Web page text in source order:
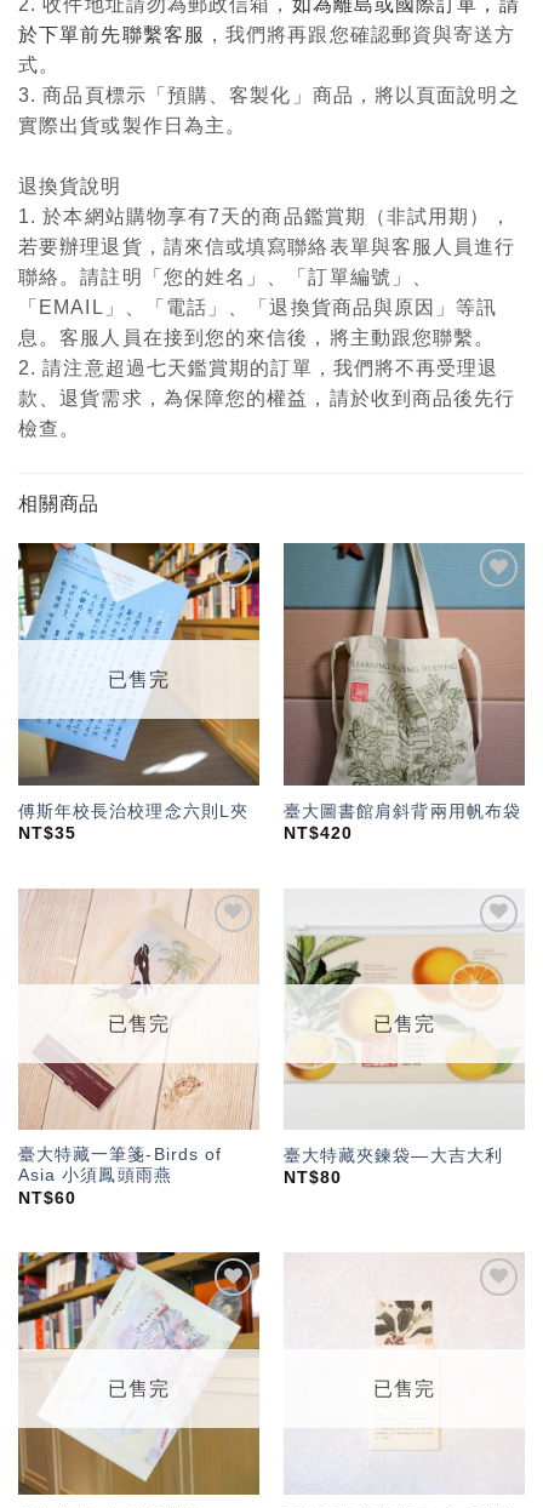
2. 收件地址請勿為郵政信箱， 如為離島或國際訂單，請
於下單前先聯繫客服 ，我們將再跟您確認郵資與寄送方
式。
3. 商品頁標示「預購、客製化」商品，將以頁面說明之
實際出貨或製作日為主。
退換貨說明
1. 於本網站購物享有7天的商品鑑賞期（非試用期），
若要辦理退貨，請來信或填寫聯絡表單與客服人員進行
聯絡。請註明「您的姓名」、「訂單編號」、
「EMAIL」、「電話」、「退換貨商品與原因」等訊
息。客服人員在接到您的來信後，將主動跟您聯繫。
2. 請注意超過七天鑑賞期的訂單，我們將不再受理退
款、退貨需求，為保障您的權益，請於收到商品後先行
檢查。
相關商品
加入
「願
望輕
已售完
傅斯年校長治校理念六則L夾
NT$35
加入
臺大圖書館肩斜背兩用帆布袋
NT$420
加入
「願
望輕
已售完
臺大特藏一筆箋-Birds of
Asia 小須鳳頭雨燕
NT$60
加入
「願
望輕
單」
已售完
臺大特藏夾鍊袋—大吉大利
NT$80
加入
「願
望輕
單」
已售完 已售完